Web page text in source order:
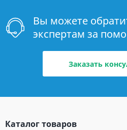
Вы можете
экспертам за
Заказать
Каталог товаров